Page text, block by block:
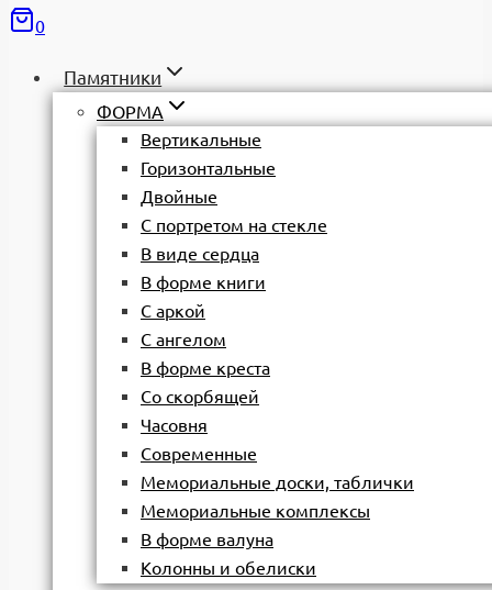
0
Памятники
ФОРМА
Вертикальные
Горизонтальные
Двойные
С портретом на стекле
В виде сердца
В форме книги
С аркой
С ангелом
В форме креста
Со скорбящей
Часовня
Современные
Мемориальные доски, таблички
Мемориальные комплексы
В форме валуна
Колонны и обелиски